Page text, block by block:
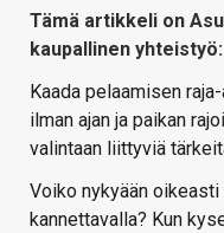
Tämä artikkeli on
kaupallinen yhteistyö:
Kaada pelaamisen
ilman ajan ja paikan
valintaan liittyviä
Voiko nykyään
kannettavalla? Kun